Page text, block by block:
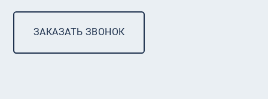
ЗАКАЗАТЬ ЗВОНОК